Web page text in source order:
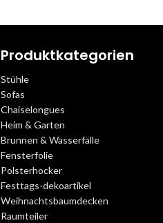
Produktkategorien
Stühle
Sofas
Chaiselongues
Heim & Garten
Brunnen & Wasserfälle
Fensterfolie
Polsterhocker
Festtags-dekoartikel
Weihnachtsbaumdecken
Raumteiler